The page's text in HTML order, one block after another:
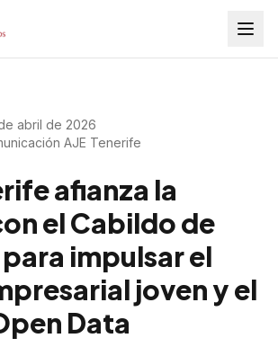
abril de 2026
AJE Tenerife
afianza la
el Cabildo de
impulsar el
joven y el
Data